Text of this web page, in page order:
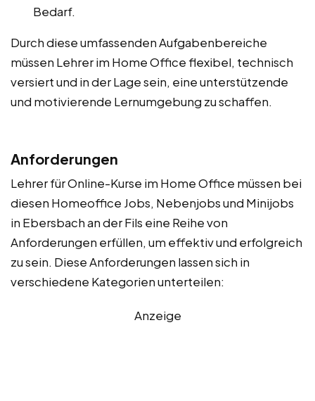
Bedarf.
Durch diese umfassenden Aufgabenbereiche
müssen Lehrer im Home Office flexibel, technisch
versiert und in der Lage sein, eine unterstützende
und motivierende Lernumgebung zu schaffen.
Anforderungen
Lehrer für Online-Kurse im Home Office müssen bei
diesen Homeoffice Jobs, Nebenjobs und Minijobs
in Ebersbach an der Fils eine Reihe von
Anforderungen erfüllen, um effektiv und erfolgreich
zu sein. Diese Anforderungen lassen sich in
verschiedene Kategorien unterteilen:
Anzeige